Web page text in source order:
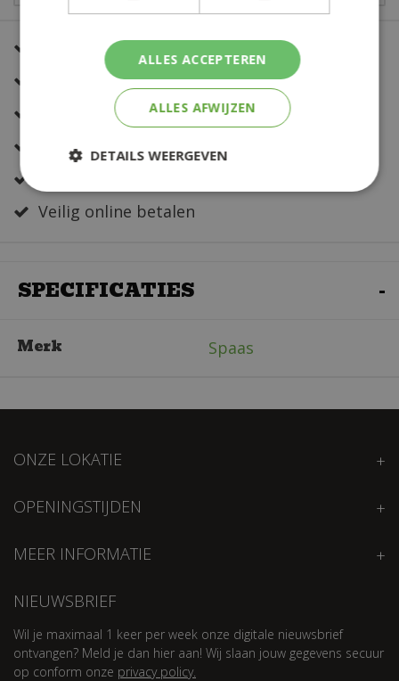
Een snelle en correcte bezorging
Zeer sterk in al jouw bloemwerk
Deskundig en eerlijk advies
Altijd een fris en verzorgd assortiment
Veilig online betalen
SPECIFICATIES
Merk Spaas
ONZE LOKATIE
OPENINGSTIJDEN
MEER INFORMATIE
NIEUWSBRIEF
Wil je maximaal 1 keer per week onze digitale nieuwsbrief
ontvangen? Meld je dan hier aan! Wij slaan jouw gegevens secuur
op conform onze privacy policy.
ALLES ACCEPTEREN
ALLES AFWIJZEN
DETAILS WEERGEVEN